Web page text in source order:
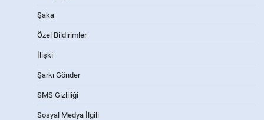
Şaka
Özel Bildirimler
İlişki
Şarkı Gönder
SMS Gizliliği
Sosyal Medya İlgili